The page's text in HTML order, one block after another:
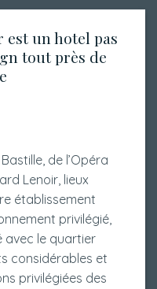
est un hotel pas
tout près de
de l’Opéra
Lenoir, lieux
établissement
privilégié,
avec le quartier
considérables et
privilégiées des